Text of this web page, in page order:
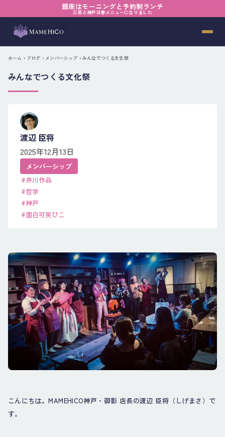
銀座はモーニングと予約制ランチ
三茶と神戸は春メニューになりました
ホーム › ブログ › メンバーシップ› みんなでつくる文化祭
みんなでつくる文化祭
渡辺 臣将
2025年12月13日
メンバーシップ
#井川作品
#哲学
#神戸
#面白可笑ひこ
こんにちは。MAMEHICO神戸・御影 店長の渡辺 臣将（しげまさ）で
す。